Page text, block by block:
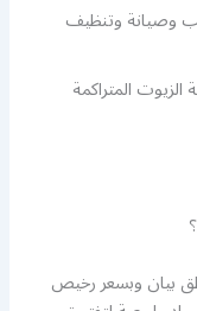
وصيانة وتنظيف
المتراكمة
بيان وبسعر رخيص